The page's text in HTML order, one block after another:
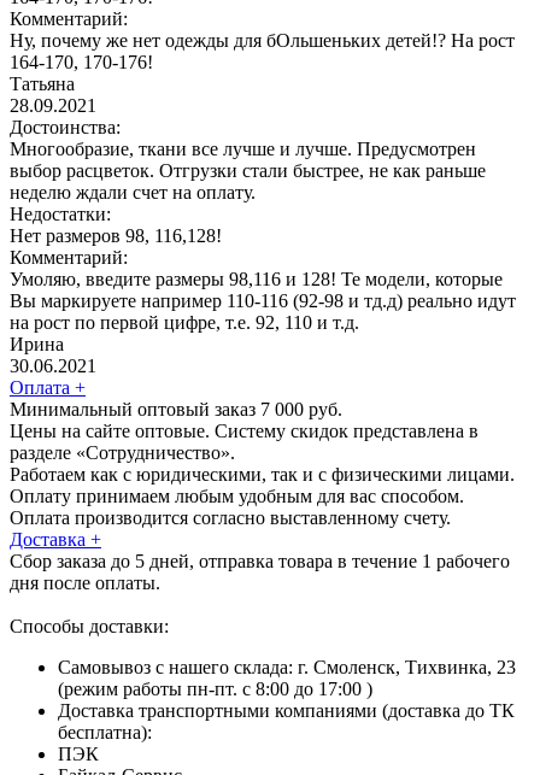
Комментарий:
Ну, почему же нет одежды для бОльшеньких детей!? На рост
164-170, 170-176!
Татьяна
28.09.2021
Достоинства:
Многообразие, ткани все лучше и лучше. Предусмотрен
выбор расцветок. Отгрузки стали быстрее, не как раньше
неделю ждали счет на оплату.
Недостатки:
Нет размеров 98, 116,128!
Комментарий:
Умоляю, введите размеры 98,116 и 128! Те модели, которые
Вы маркируете например 110-116 (92-98 и тд.д) реально идут
на рост по первой цифре, т.е. 92, 110 и т.д.
Ирина
30.06.2021
Оплата +
Минимальный оптовый заказ 7 000 руб.
Цены на сайте оптовые. Систему скидок представлена в
разделе «Сотрудничество».
Работаем как с юридическими, так и с физическими лицами.
Оплату принимаем любым удобным для вас способом.
Оплата производится согласно выставленному счету.
Доставка +
Сбор заказа до 5 дней, отправка товара в течение 1 рабочего
дня после оплаты.
Способы доставки:
Самовывоз с нашего склада: г. Смоленск, Тихвинка, 23
(режим работы пн-пт. с 8:00 до 17:00 )
Доставка транспортными компаниями (доставка до ТК
бесплатна):
ПЭК